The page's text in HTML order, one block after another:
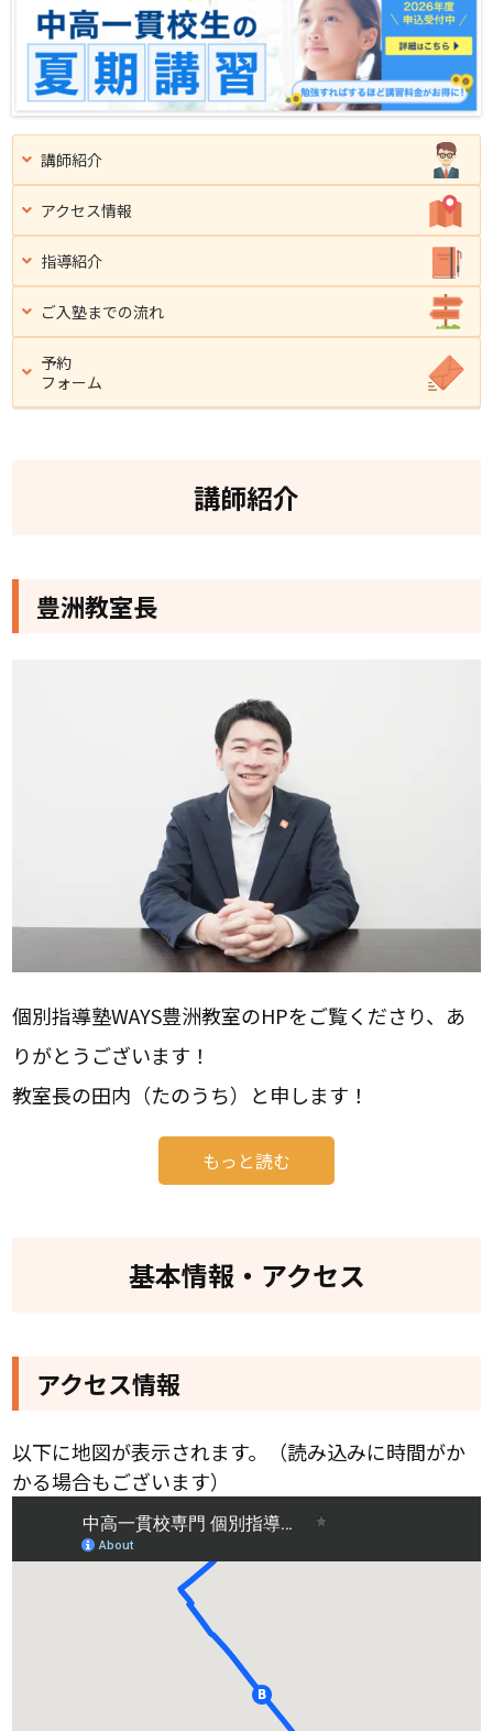
講師紹介
アクセス情報
指導紹介
ご入塾までの流れ
予約
フォーム
講師紹介
豊洲教室長
個別指導塾WAYS豊洲教室のHPをご覧くださり、あ
りがとうございます！
教室長の田内（たのうち）と申します！
私の出身地は、自然豊かな高知県高知市。小さいこ
中高一貫校に入学しましたが、勉強もまともにした
ことがないまま、高校2年生になっていました。
そこから、「どうすれば効率的に学業に取り組み、
成績をあげることができるのか？」を考え、あの2年
間で培ったノウハウが、私が教育業界で子どもたち
と関わり合う原点です。
WAYSにはその「ノウハウ」が詰まっていますので、
ぜひ1度体験指導にお越しください。
中高一貫校に通われている生徒さん、保護者の皆さ
小学受験や中学受験を経て、大きな期待を胸に、志
もっと読む
基本情報・アクセス
アクセス情報
以下に地図が表示されます。（読み込みに時間がか
かる場合もございます）